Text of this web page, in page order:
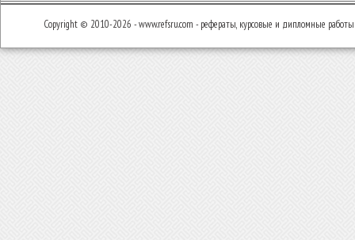
Copyright © 2010-2026 - www.refsru.com - рефераты, курсовые и дипломные работы